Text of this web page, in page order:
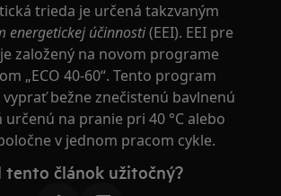
trieda je určená takzvaným
energetickej účinnosti(EEI). EEI pre
založený na novom programe
„ECO 40-60“. Tento program
vyprať bežne znečistenú bavlnenú
určenú na pranie pri 40 °C alebo
v jednom pracom cykle.
tento článok užitočný?